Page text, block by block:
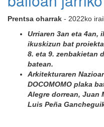
Prentsa oharrak - 2022ko
Urriaren 3an eta 4an,
ikuskizun bat
8. eta 9. zenbakietan
batean.
Arkitekturaren
DOCOMOMO plaka
Alegre dorrean, Juan
Luis Peña